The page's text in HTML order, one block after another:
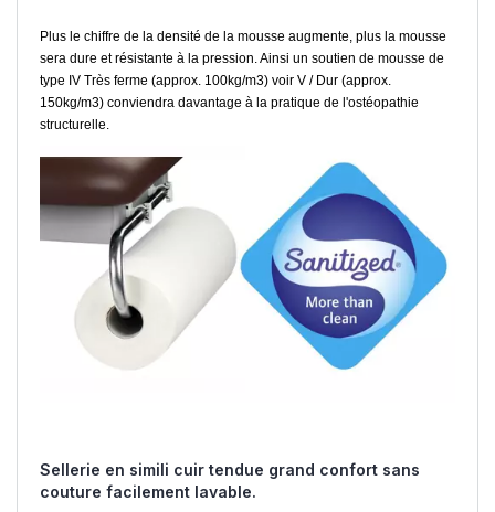
Plus le chiffre de la densité de la mousse augmente, plus la mousse
sera dure et résistante à la pression. Ainsi un soutien de mousse de
type IV Très ferme (approx. 100kg/m3) voir V / Dur (approx.
150kg/m3) conviendra davantage à la pratique de l'ostéopathie
structurelle.
Sellerie en simili cuir tendue grand confort sans
couture facilement lavable.